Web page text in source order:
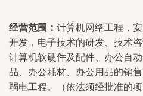
经营范围： 计算机网络工程，
开发，电子技术的研发、技术
计算机软硬件及配件、办公自
品、办公耗材、办公用品的销
弱电工程。（依法须经批准的